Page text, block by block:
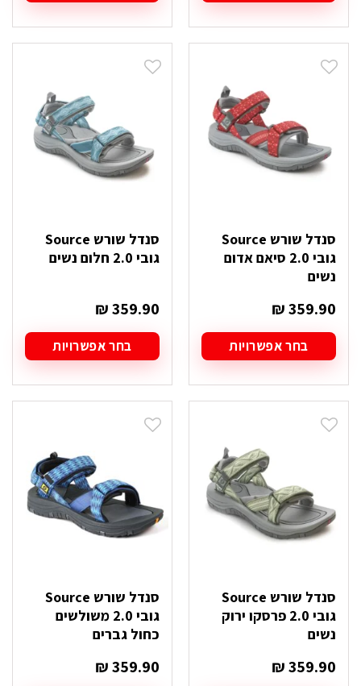
זה
יש
סוגים.
האפשרויות
בעמוד
המוצר
זה
יש
סוגים.
האפשרויות
בעמוד
המוצר
סנדל שורש Source
גובי 2.0 סיאם אדום
נשים
₪359.90
בחר אפשרויות
זה
יש
סוגים.
האפשרויות
בעמוד
המוצר
סנדל שורש Source
גובי 2.0 חלום נשים
₪359.90
בחר אפשרויות
זה
יש
סוגים.
האפשרויות
בעמוד
המוצר
סנדל שורש Source
גובי 2.0 פרסקו ירוק
נשים
₪359.90
סנדל שורש Source
גובי 2.0 משולשים
כחול גברים
₪359.90